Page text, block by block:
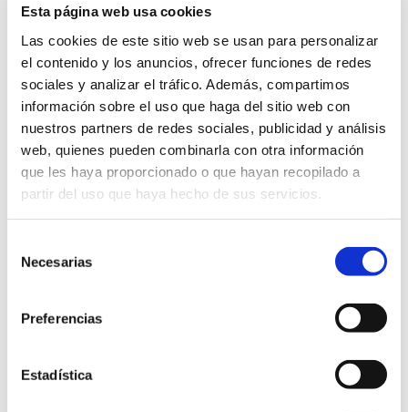
Esta página web usa cookies
Las cookies de este sitio web se usan para personalizar
el contenido y los anuncios, ofrecer funciones de redes
sociales y analizar el tráfico. Además, compartimos
información sobre el uso que haga del sitio web con
nuestros partners de redes sociales, publicidad y análisis
web, quienes pueden combinarla con otra información
que les haya proporcionado o que hayan recopilado a
partir del uso que haya hecho de sus servicios.
Necesarias
Preferencias
Estadística
OCU09-Otorgamiento de
autorizaciones para la
venta no sedentaria en
puestos aislados con
mediante procedimiento
en régimen de concurrencia
competitiva